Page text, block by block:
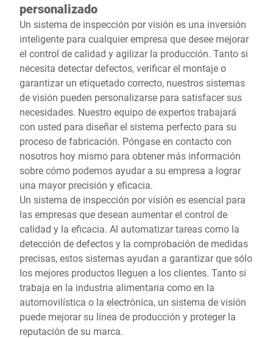
personalizado
Un sistema de inspección por visión es una inversión
inteligente para cualquier empresa que desee mejorar
el control de calidad y agilizar la producción. Tanto si
necesita detectar defectos, verificar el montaje o
garantizar un etiquetado correcto, nuestros sistemas
de visión pueden personalizarse para satisfacer sus
necesidades. Nuestro equipo de expertos trabajará
con usted para diseñar el sistema perfecto para su
proceso de fabricación. Póngase en contacto con
nosotros hoy mismo para obtener más información
sobre cómo podemos ayudar a su empresa a lograr
una mayor precisión y eficacia.
Un sistema de inspección por visión es esencial para
las empresas que desean aumentar el control de
calidad y la eficacia. Al automatizar tareas como la
detección de defectos y la comprobación de medidas
precisas, estos sistemas ayudan a garantizar que sólo
los mejores productos lleguen a los clientes. Tanto si
trabaja en la industria alimentaria como en la
automovilística o la electrónica, un sistema de visión
puede mejorar su línea de producción y proteger la
reputación de su marca.